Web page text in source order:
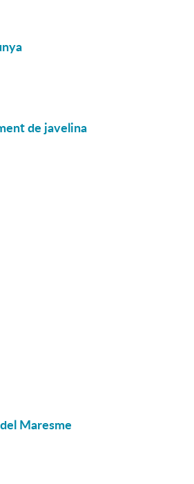
de javelina
Maresme